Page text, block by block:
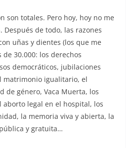
son totales. Pero hoy, hoy no me
Después de todo, las razones
uñas y dientes (los que me
30.000: los derechos
democráticos, jubilaciones
matrimonio igualitario, el
de género, Vaca Muerta, los
aborto legal en el hospital, los
la memoria viva y abierta, la
y gratuita…